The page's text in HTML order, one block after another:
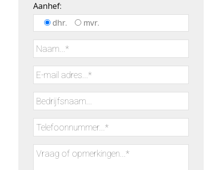
Aanhef:
dhr.
mvr.